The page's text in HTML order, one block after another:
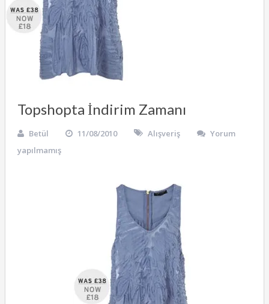
Topshopta İndirim Zamanı
Betül 11/08/2010 Alışveriş
Yorum
yapılmamış